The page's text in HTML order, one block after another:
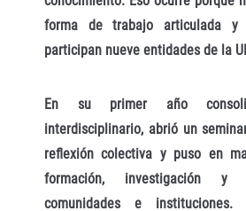
forma de trabajo articulada y
participan nueve entidades de la
En su primer año
interdisciplinario, abrió un
reflexión colectiva y puso en
formación, investigación y
comunidades e